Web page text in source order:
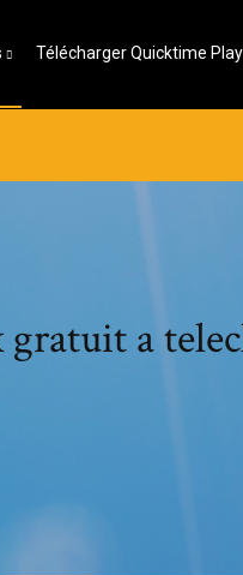
Télécharger Quicktime
gratuit a